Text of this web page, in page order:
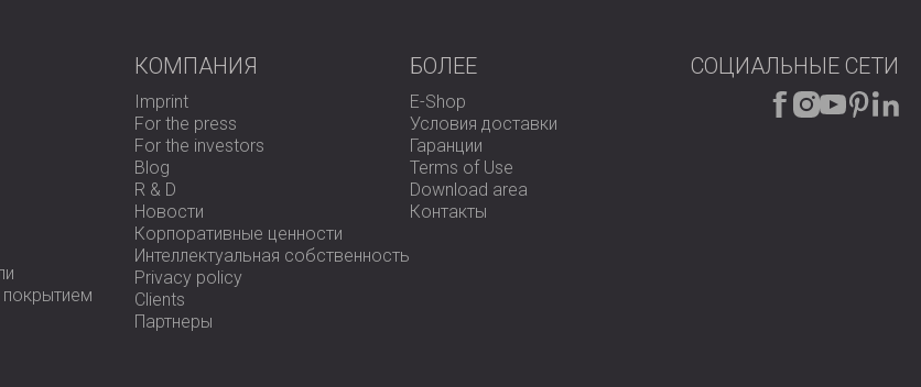
покрытием
КОМПАНИЯ
Imprint
For the press
For the investors
Blog
R & D
Новости
Корпоративные ценности
Интеллектуальная собственность
Privacy policy
Clients
Партнеры
БОЛЕЕ
E-Shop
Условия доставки
Гаранции
Terms of Use
Download area
Контакты
СОЦИАЛЬНЫЕ СЕТИ